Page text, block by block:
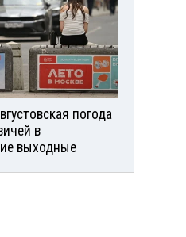
погода
в
выходные